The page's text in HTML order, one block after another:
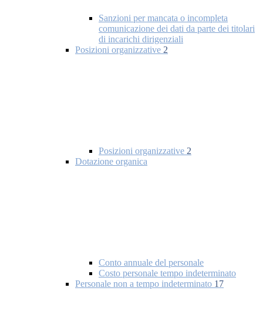
Sanzioni per mancata o incompleta
comunicazione dei dati da parte dei titolari
di incarichi dirigenziali
Posizioni organizzative 2
Posizioni organizzative 2
Dotazione organica
Conto annuale del personale
Costo personale tempo indeterminato
Personale non a tempo indeterminato 17